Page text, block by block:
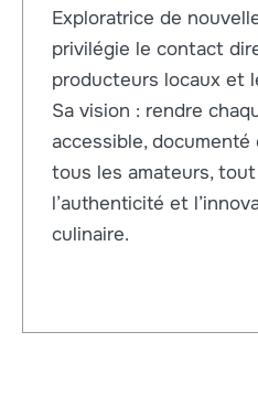
Exploratrice de
privilégie le contact
producteurs locaux et
Sa vision : rendre
accessible,
tous les amateurs,
l’authenticité et
culinaire.